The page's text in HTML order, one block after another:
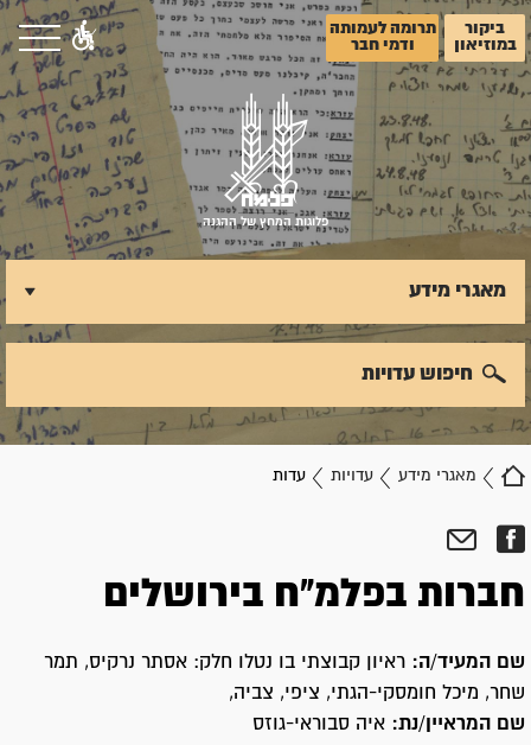
ביקור
במוזיאון
תרומה לעמותה
ודמי חבר
פלוגות המחץ של ההגנה
מאגרי מידע עדויות עדות
מאגרי מידע
חיפוש עדויות
חברות בפלמ"ח בירושלים
שם המעיד/ה: ראיון קבוצתי בו נטלו חלק: אסתר נרקיס, תמר
שחר, מיכל חומסקי-הגתי, ציפי, צביה,
שם המראיין/נת: איה סבוראי-גוזס